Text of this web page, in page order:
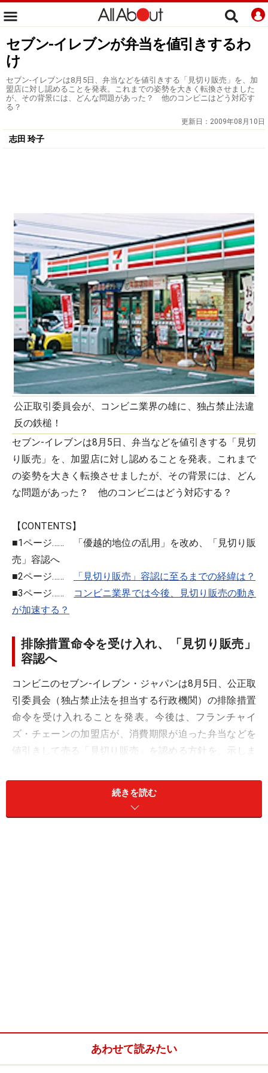
セブン‐イレブンが弁当を値引きするわ
け
セブン-イレブンは8月5日、弁当などを値引きする「見切り販売」を、加
盟店に対し認めることを発表。これまでの姿勢を大きく転換させました
が、その背景には、どんな問題があった？ 他のコンビニはどう対応す
る？
更新日： 2009年08月10日
志田 玲子
公正取引委員会が、コンビニ業界の雄に、独占禁止法違
反の鉄槌！
セブン-イレブンは8月5日、弁当などを値引きする「見切
り販売」を、加盟店に対し認めることを発表。これまで
の姿勢を大きく転換させましたが、その背景には、どん
な問題があった？ 他のコンビニはどう対応する？
【CONTENTS】
■1ページ…… 「優越的地位の乱用」を改め、「見切り販
売」容認へ
■2ページ……
「見切り販売」容認に至るまでの経緯は？
■3ページ…… コンビニ業界では今後、見切り販売の動き
が加速する？
排除措置命令を受け入れ、「見切り販売」
容認へ
コンビニのセブン-イレブン・ジャパンは8月5日、公正取
引委員会（独占禁止法を担当する行政機関）の排除措置
命令を受け入れることを発表。今後は、フランチャイ
ズ・チェーンの加盟店が、消費期限が迫った弁当などを
値引きして売る「見切り販売」を認める方針を、示しま
三者にも意見を聞くなどした結果、同委員会と対決する
より受け入れた方が得策と、判断した模様……。
当
続きを読む
あわせて読みたい